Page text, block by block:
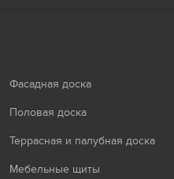
Фасадная доска
Половая доска
Террасная и палубная доска
Мебельные щиты